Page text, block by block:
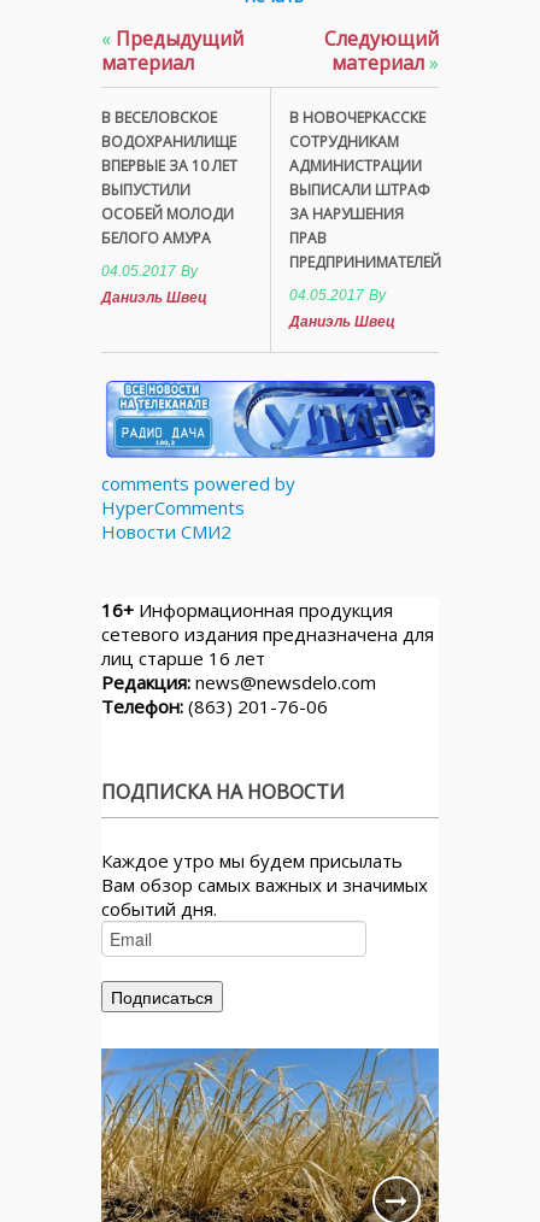
« Предыдущий
материал
В ВЕСЕЛОВСКОЕ
ВОДОХРАНИЛИЩЕ
ВПЕРВЫЕ ЗА 10 ЛЕТ
ВЫПУСТИЛИ
ОСОБЕЙ МОЛОДИ
БЕЛОГО АМУРА
04.05.2017 By
Даниэль Швец
Следующий
материал»
В НОВОЧЕРКАССКЕ
СОТРУДНИКАМ
АДМИНИСТРАЦИИ
ВЫПИСАЛИ ШТРАФ
ЗА НАРУШЕНИЯ
ПРАВ
ПРЕДПРИНИМАТЕЛЕЙ
04.05.2017 By
Даниэль Швец
comments powered by
HyperComments
Новости СМИ2
16+ Информационная продукция
сетевого издания предназначена для
лиц старше 16 лет
Редакция: news@newsdelo.com
Телефон: (863) 201-76-06
ПОДПИСКА НА НОВОСТИ
Каждое утро мы будем присылать
Вам обзор самых важных и значимых
событий дня.